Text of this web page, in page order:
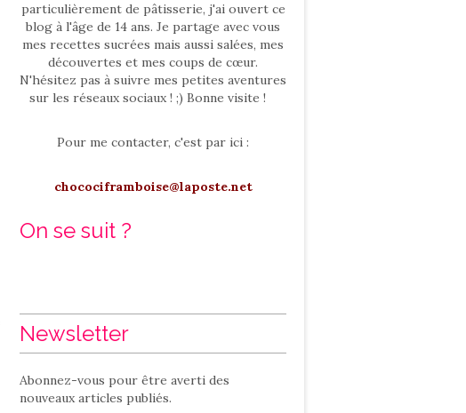
particulièrement de pâtisserie, j'ai ouvert ce
blog à l'âge de 14 ans. Je partage avec vous
mes recettes sucrées mais aussi salées, mes
découvertes et mes coups de cœur.
N'hésitez pas à suivre mes petites aventures
sur les réseaux sociaux ! ;) Bonne visite !
Pour me contacter, c'est par ici :
chocociframboise@laposte.net
On se suit ?
Newsletter
Abonnez-vous pour être averti des
nouveaux articles publiés.